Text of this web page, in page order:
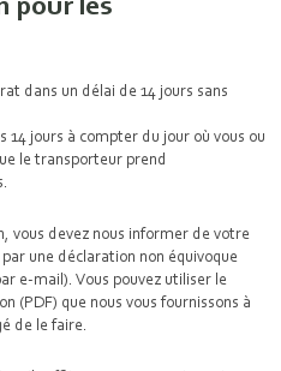
dans un délai de 14 jours sans
jours à compter du jour où vous ou
le transporteur prend
vous devez nous informer de votre
une déclaration non équivoque
e-mail). Vous pouvez utiliser le
(PDF) que nous vous fournissons à
de le faire.